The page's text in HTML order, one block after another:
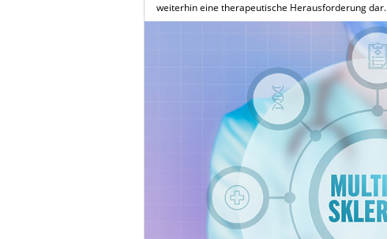
weiterhin eine therapeutische Herausforderung dar.